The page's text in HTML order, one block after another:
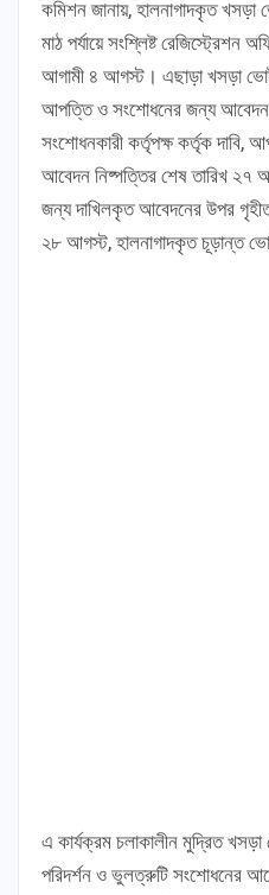
কমিশন জানায়, হালনাগাদকৃত
মাঠ পর্যায়ে সংশ্লিষ্ট রেজিস্ট্রেশন
আগামী ৪ আগস্ট। এছাড়া খসড়া
আপত্তি ও সংশোধনের জন্য আবেদন
সংশোধনকারী কর্তৃপক্ষ কর্তৃক
আবেদন নিষ্পত্তির শেষ তারিখ ২৭
জন্য দাখিলকৃত আবেদনের উপর
২৮ আগস্ট, হালনাগাদকৃত চূড়ান্ত
এ কার্যক্রম চলাকালীন মুদ্রিত খসড়া
পরিদর্শন ও ভুলত্রুটি সংশোধনের